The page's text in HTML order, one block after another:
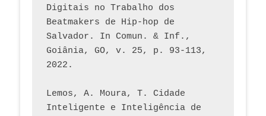
Digitais no Trabalho dos
Beatmakers de Hip-hop de
Salvador. In Comun. & Inf.,
Goiânia, GO, v. 25, p. 93-113,
2022.
Lemos, A. Moura, T. Cidade
Inteligente e Inteligência de